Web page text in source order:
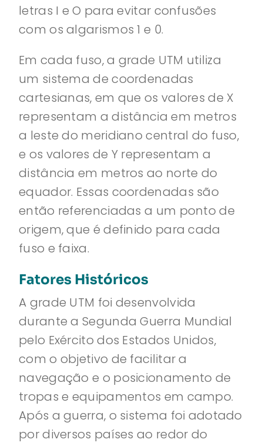
letras I e O para evitar confusões
com os algarismos 1 e 0.
Em cada fuso, a grade UTM utiliza
um sistema de coordenadas
cartesianas, em que os valores de X
representam a distância em metros
a leste do meridiano central do fuso,
e os valores de Y representam a
distância em metros ao norte do
equador. Essas coordenadas são
então referenciadas a um ponto de
origem, que é definido para cada
fuso e faixa.
Fatores Históricos
A grade UTM foi desenvolvida
durante a Segunda Guerra Mundial
pelo Exército dos Estados Unidos,
com o objetivo de facilitar a
navegação e o posicionamento de
tropas e equipamentos em campo.
Após a guerra, o sistema foi adotado
por diversos países ao redor do